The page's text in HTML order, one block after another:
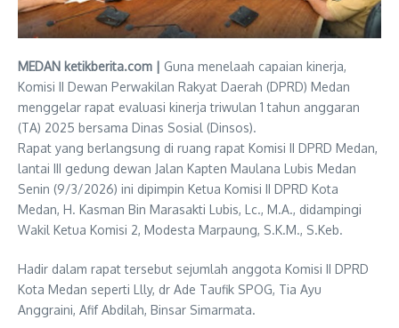
MEDAN ketikberita.com |
Guna menelaah capaian kinerja,
Komisi II Dewan Perwakilan Rakyat Daerah (DPRD) Medan
menggelar rapat evaluasi kinerja triwulan 1 tahun anggaran
(TA) 2025 bersama Dinas Sosial (Dinsos).
Rapat yang berlangsung di ruang rapat Komisi II DPRD Medan,
lantai III gedung dewan Jalan Kapten Maulana Lubis Medan
Senin (9/3/2026) ini dipimpin Ketua Komisi II DPRD Kota
Medan, H. Kasman Bin Marasakti Lubis, Lc., M.A., didampingi
Wakil Ketua Komisi 2, Modesta Marpaung, S.K.M., S.Keb.
Hadir dalam rapat tersebut sejumlah anggota Komisi II DPRD
Kota Medan seperti Llly, dr Ade Taufik SPOG, Tia Ayu
Anggraini, Afif Abdilah, Binsar Simarmata.